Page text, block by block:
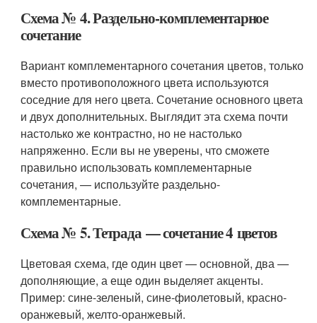
Схема № 4. Раздельно-комплементарное
сочетание
Вариант комплементарного сочетания цветов, только
вместо противоположного цвета используются
соседние для него цвета. Сочетание основного цвета
и двух дополнительных. Выглядит эта схема почти
настолько же контрастно, но не настолько
напряженно. Если вы не уверены, что сможете
правильно использовать комплементарные
сочетания, — используйте раздельно-
комплементарные.
Схема № 5. Тетрада — сочетание 4 цветов
Цветовая схема, где один цвет — основной, два —
дополняющие, а еще один выделяет акценты.
Пример: сине-зеленый, сине-фиолетовый, красно-
оранжевый, желто-оранжевый.